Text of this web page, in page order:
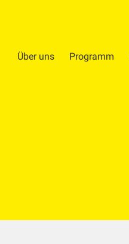
Über uns Programm